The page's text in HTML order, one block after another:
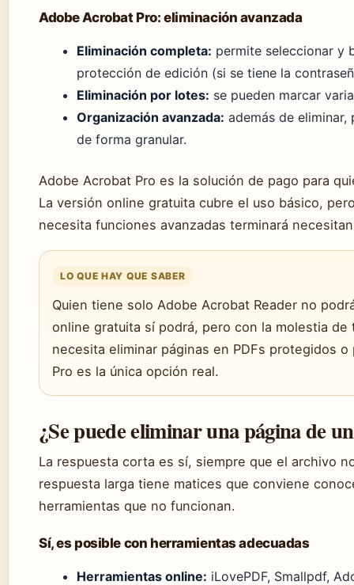
Adobe Acrobat Pro: eliminación avanzada
Eliminación completa: permite seleccionar y
protección de edición (si se tiene la
Eliminación por lotes: se pueden marcar
Organización avanzada: además de
de forma granular.
Adobe Acrobat Pro es la solución de pago para
La versión online gratuita cubre el uso básico,
necesita funciones avanzadas terminará
LO QUE HAY QUE SABER
Quien tiene solo Adobe Acrobat Reader no
online gratuita sí podrá, pero con la molestia
necesita eliminar páginas en PDFs protegidos
Pro es la única opción real.
¿Se puede eliminar una página de
La respuesta corta es sí, siempre que el archivo
respuesta larga tiene matices que conviene
herramientas que no funcionan.
Sí, es posible con herramientas adecuadas
Herramientas online: iLovePDF, Smallpdf,